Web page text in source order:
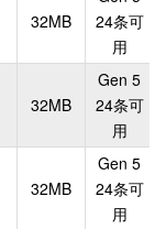
32MB
24条可
用
32MB
Gen 5
24条可
用
32MB
Gen 5
24条可
用